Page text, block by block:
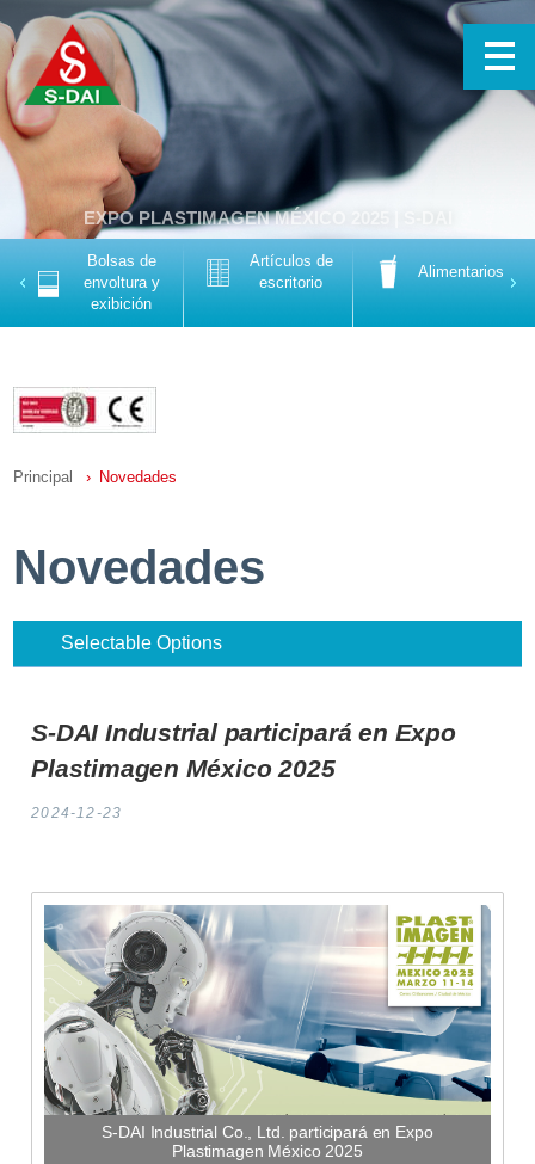
EXPO PLASTIMAGEN MÉXICO 2025
Previous
Bolsas de
envoltura y
exibición
Artículos de
escritorio
Alimentarios
Principal Novedades
Novedades
Selectable Options
S-DAI Industrial participará en Expo
Plastimagen México 2025
2024-12-23
S-DAI Industrial Co., Ltd. participará en Expo
Plastimagen México 2025